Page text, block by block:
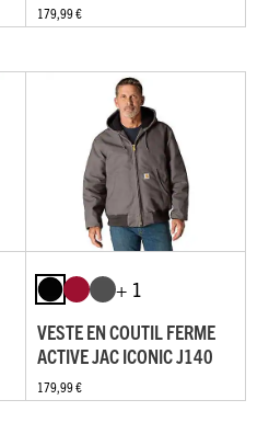
179,99 €
+ 1
VESTE EN COUTIL FERME
ACTIVE JAC ICONIC J140
179,99 €